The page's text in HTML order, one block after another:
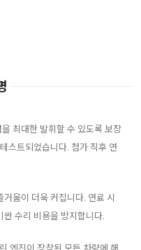
최대한 발휘할 수 있도록 보장
스트되었습니다. 첨가 직후 연
움이 더욱 커집니다. 연료 시
수리 비용을 방지합니다.